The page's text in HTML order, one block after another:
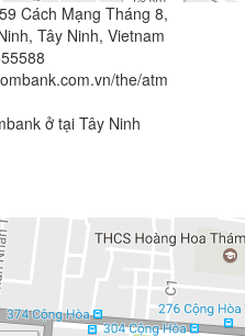
Cách Mạng Tháng 8,
Tây Ninh, Vietnam
the/atm
ở tại Tây Ninh